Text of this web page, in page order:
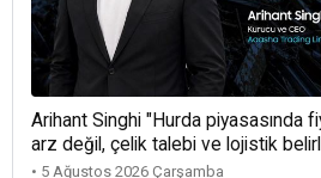
Arihant Singhi "Hurda piyasasında
arz değil, çelik talebi ve lojistik
• 5 Ağustos 2026 Çarşamba